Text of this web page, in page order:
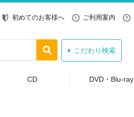
初めてのお客様へ ご利用案内
こだわり検索
CD DVD・Blu-ray